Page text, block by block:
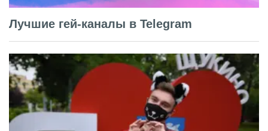
Лучшие гей-каналы в Telegram